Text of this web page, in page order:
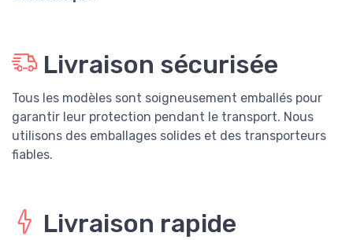
Livraison sécurisée
Tous les modèles sont soigneusement emballés pour
garantir leur protection pendant le transport. Nous
utilisons des emballages solides et des transporteurs
fiables.
Livraison rapide